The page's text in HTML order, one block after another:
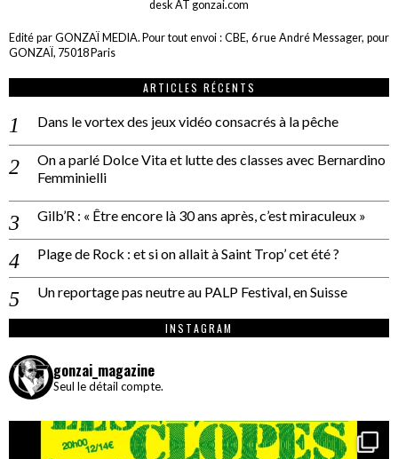
desk AT gonzai.com
Edité par GONZAÏ MEDIA. Pour tout envoi : CBE, 6 rue André Messager, pour
GONZAÏ, 75018 Paris
ARTICLES RÉCENTS
Dans le vortex des jeux vidéo consacrés à la pêche
On a parlé Dolce Vita et lutte des classes avec Bernardino
Femminielli
Gilb’R : « Être encore là 30 ans après, c’est miraculeux »
Plage de Rock : et si on allait à Saint Trop’ cet été ?
Un reportage pas neutre au PALP Festival, en Suisse
INSTAGRAM
gonzai_magazine
Seul le détail compte.